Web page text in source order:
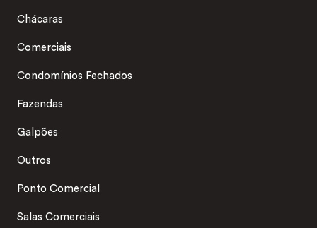
Chácaras
Comerciais
Condomínios Fechados
Fazendas
Galpões
Outros
Ponto Comercial
Salas Comerciais